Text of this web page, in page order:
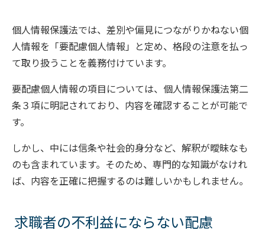
個人情報保護法では、差別や偏見につながりかねない個
人情報を「要配慮個人情報」と定め、格段の注意を払っ
て取り扱うことを義務付けています。
要配慮個人情報の項目については、個人情報保護法第二
条３項に明記されており、内容を確認することが可能で
す。
しかし、中には信条や社会的身分など、解釈が曖昧なも
のも含まれています。そのため、専門的な知識がなけれ
ば、内容を正確に把握するのは難しいかもしれません。
求職者の不利益にならない配慮